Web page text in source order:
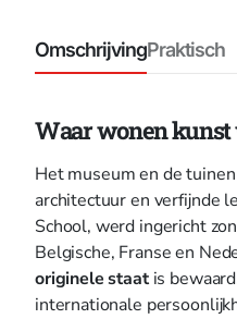
OmschrijvingPraktisch
Waar wonen
Het museum en de
architectuur en verfijnde
School, werd ingericht
Belgische, Franse en
originele staatis
internationale